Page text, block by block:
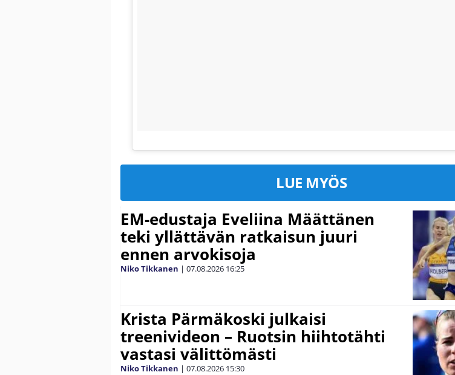
LUE MYÖS
EM-edustaja Eveliina Määttänen
teki yllättävän ratkaisun juuri
ennen arvokisoja
Niko Tikkanen | 07.08.2026 16:25
Krista Pärmäkoski julkaisi
treenivideon – Ruotsin hiihtotähti
vastasi välittömästi
Niko Tikkanen | 07.08.2026 15:30